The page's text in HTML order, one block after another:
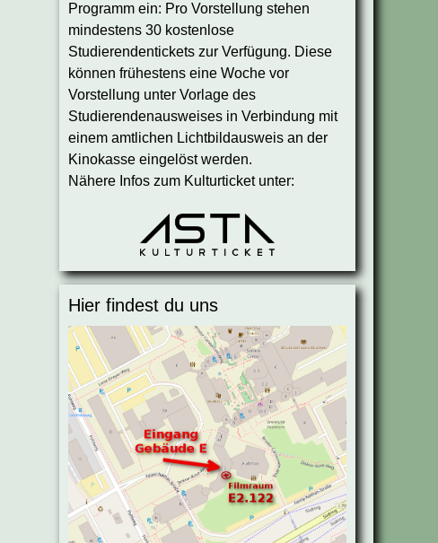
Programm ein: Pro Vorstellung stehen
mindestens 30 kostenlose
Studierendentickets zur Verfügung. Diese
können frühestens eine Woche vor
Vorstellung unter Vorlage des
Studierendenausweises in Verbindung mit
einem amtlichen Lichtbildausweis an der
Kinokasse eingelöst werden.
Nähere Infos zum Kulturticket unter:
Hier findest du uns